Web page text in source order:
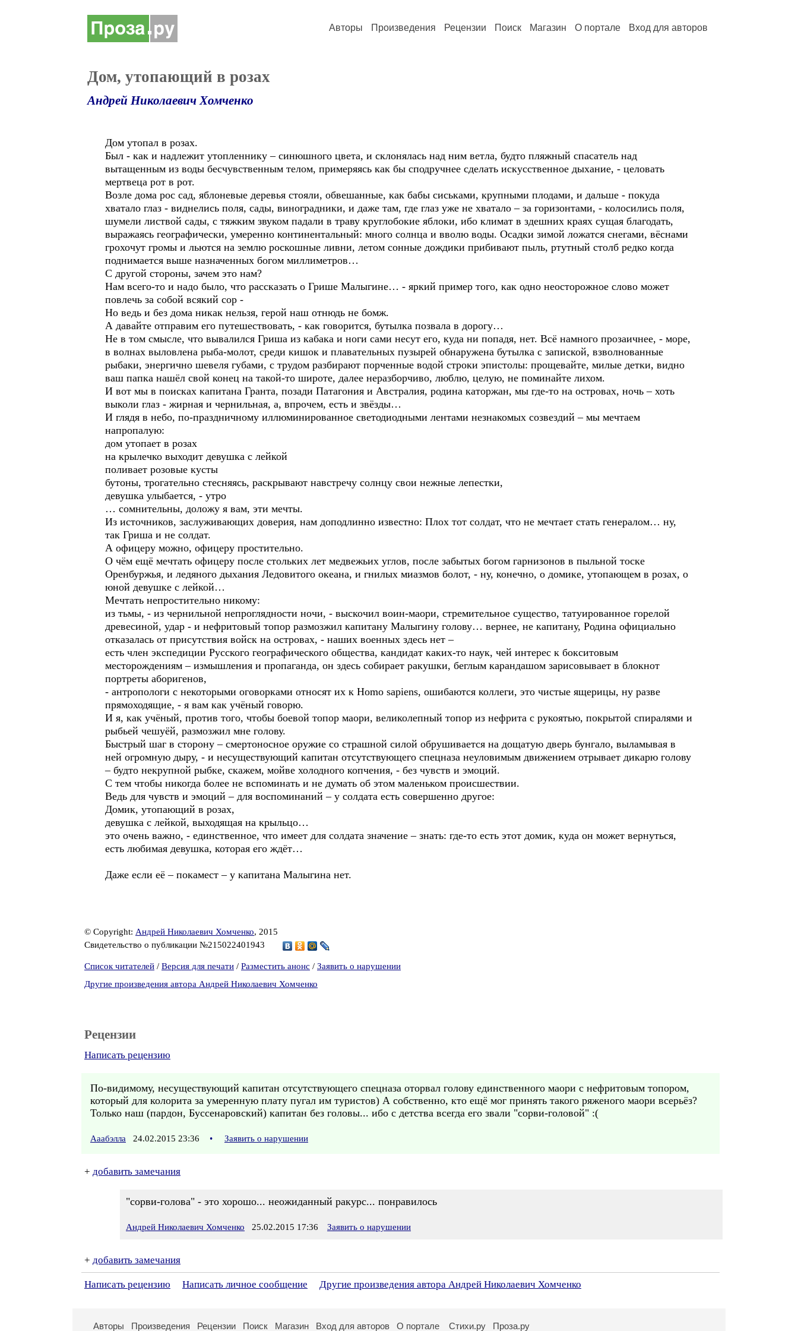
Авторы Произведения Рецензии Поиск Магазин О портале Вход для авторов
Дом, утопающий в розах
Андрей Николаевич Хомченко
Дом утопал в розах.
Был - как и надлежит утопленнику – синюшного цвета, и склонялась над ним ветла, будто пляжный спасатель над
вытащенным из воды бесчувственным телом, примеряясь как бы сподручнее сделать искусственное дыхание, - целовать
мертвеца рот в рот.
Возле дома рос сад, яблоневые деревья стояли, обвешанные, как бабы сиськами, крупными плодами, и дальше - покуда
хватало глаз - виднелись поля, сады, виноградники, и даже там, где глаз уже не хватало – за горизонтами, - колосились поля,
шумели листвой сады, с тяжким звуком падали в траву круглобокие яблоки, ибо климат в здешних краях сущая благодать,
выражаясь географически, умеренно континентальный: много солнца и вволю воды. Осадки зимой ложатся снегами, вёснами
грохочут громы и льются на землю роскошные ливни, летом сонные дождики прибивают пыль, ртутный столб редко когда
поднимается выше назначенных богом миллиметров…
С другой стороны, зачем это нам?
Нам всего-то и надо было, что рассказать о Грише Малыгине… - яркий пример того, как одно неосторожное слово может
повлечь за собой всякий сор -
Но ведь и без дома никак нельзя, герой наш отнюдь не бомж.
А давайте отправим его путешествовать, - как говорится, бутылка позвала в дорогу…
Не в том смысле, что вывалился Гриша из кабака и ноги сами несут его, куда ни попадя, нет. Всё намного прозаичнее, - море,
в волнах выловлена рыба-молот, среди кишок и плавательных пузырей обнаружена бутылка с запиской, взволнованные
рыбаки, энергично шевеля губами, с трудом разбирают порченные водой строки эпистолы: прощевайте, милые детки, видно
ваш папка нашёл свой конец на такой-то широте, далее неразборчиво, люблю, целую, не поминайте лихом.
И вот мы в поисках капитана Гранта, позади Патагония и Австралия, родина каторжан, мы где-то на островах, ночь – хоть
выколи глаз - жирная и чернильная, а, впрочем, есть и звёзды…
И глядя в небо, по-праздничному иллюминированное светодиодными лентами незнакомых созвездий – мы мечтаем
напропалую:
дом утопает в розах
на крылечко выходит девушка с лейкой
поливает розовые кусты
бутоны, трогательно стесняясь, раскрывают навстречу солнцу свои нежные лепестки,
девушка улыбается, - утро
… сомнительны, доложу я вам, эти мечты.
Из источников, заслуживающих доверия, нам доподлинно известно: Плох тот солдат, что не мечтает стать генералом… ну,
так Гриша и не солдат.
А офицеру можно, офицеру простительно.
О чём ещё мечтать офицеру после стольких лет медвежьих углов, после забытых богом гарнизонов в пыльной тоске
Оренбуржья, и ледяного дыхания Ледовитого океана, и гнилых миазмов болот, - ну, конечно, о домике, утопающем в розах, о
юной девушке с лейкой…
Мечтать непростительно никому:
из тьмы, - из чернильной непроглядности ночи, - выскочил воин-маори, стремительное существо, татуированное горелой
древесиной, удар - и нефритовый топор размозжил капитану Малыгину голову… вернее, не капитану, Родина официально
отказалась от присутствия войск на островах, - наших военных здесь нет –
есть член экспедиции Русского географического общества, кандидат каких-то наук, чей интерес к бокситовым
месторождениям – измышления и пропаганда, он здесь собирает ракушки, беглым карандашом зарисовывает в блокнот
портреты аборигенов,
- антропологи с некоторыми оговорками относят их к Homo sapiens, ошибаются коллеги, это чистые ящерицы, ну разве
прямоходящие, - я вам как учёный говорю.
И я, как учёный, против того, чтобы боевой топор маори, великолепный топор из нефрита с рукоятью, покрытой спиралями и
рыбьей чешуёй, размозжил мне голову.
Быстрый шаг в сторону – смертоносное оружие со страшной силой обрушивается на дощатую дверь бунгало, выламывая в
ней огромную дыру, - и несуществующий капитан отсутствующего спецназа неуловимым движением отрывает дикарю голову
– будто некрупной рыбке, скажем, мойве холодного копчения, - без чувств и эмоций.
С тем чтобы никогда более не вспоминать и не думать об этом маленьком происшествии.
Ведь для чувств и эмоций – для воспоминаний – у солдата есть совершенно другое:
Домик, утопающий в розах,
девушка с лейкой, выходящая на крыльцо…
это очень важно, - единственное, что имеет для солдата значение – знать: где-то есть этот домик, куда он может вернуться,
есть любимая девушка, которая его ждёт…
Даже если её – покамест – у капитана Малыгина нет.
© Copyright: Андрей Николаевич Хомченко, 2015
Свидетельство о публикации №215022401943
Список читателей / Версия для печати / Разместить анонс / Заявить о нарушении
Другие произведения автора Андрей Николаевич Хомченко
Рецензии
Написать рецензию
По-видимому, несуществующий капитан отсутствующего спецназа оторвал голову единственного маори с нефритовым топором,
который для колорита за умеренную плату пугал им туристов) А собственно, кто ещё мог принять такого ряженого маори всерьёз?
Только наш (пардон, Буссенаровский) капитан без головы... ибо с детства всегда его звали "сорви-головой" :(
Ааабэлла 24.02.2015 23:36 • Заявить о нарушении
+ добавить замечания
"сорви-голова" - это хорошо... неожиданный ракурс... понравилось
Андрей Николаевич Хомченко 25.02.2015 17:36 Заявить о нарушении
+ добавить замечания
Написать рецензию Написать личное сообщение Другие произведения автора Андрей Николаевич Хомченко
Авторы Произведения Рецензии Поиск Магазин Вход для авторов О портале Стихи.ру Проза.ру